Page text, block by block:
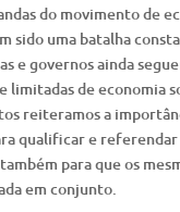
do movimento de
sido uma batalha
e governos ainda
limitadas de economia
reiteramos a
qualificar e referendar
para que os
em conjunto.